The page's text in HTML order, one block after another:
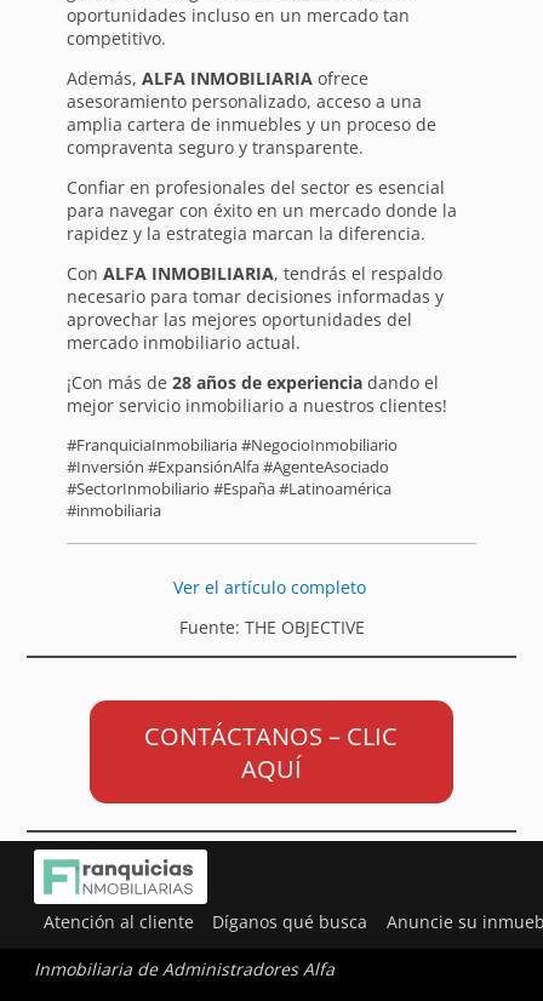
oportunidades incluso en un mercado tan
competitivo.
Además, ALFA INMOBILIARIAofrece
asesoramiento personalizado, acceso a una
amplia cartera de inmuebles y un proceso de
compraventa seguro y transparente.
Confiar en profesionales del sector es esencial
para navegar con éxito en un mercado donde la
rapidez y la estrategia marcan la diferencia.
Con ALFA INMOBILIARIA, tendrás el respaldo
necesario para tomar decisiones informadas y
aprovechar las mejores oportunidades del
mercado inmobiliario actual.
¡Con más de 28 años de experienciadando el
mejor servicio inmobiliario a nuestros clientes!
#FranquiciaInmobiliaria #NegocioInmobiliario
#Inversión #ExpansiónAlfa #AgenteAsociado
#SectorInmobiliario #España #Latinoamérica
#inmobiliaria
Ver el artículo completo
Fuente: THE OBJECTIVE
CONTÁCTANOS – CLIC
AQUÍ
Atención al cliente Díganos qué busca Anuncie su
Inmobiliaria de Administradores Alfa